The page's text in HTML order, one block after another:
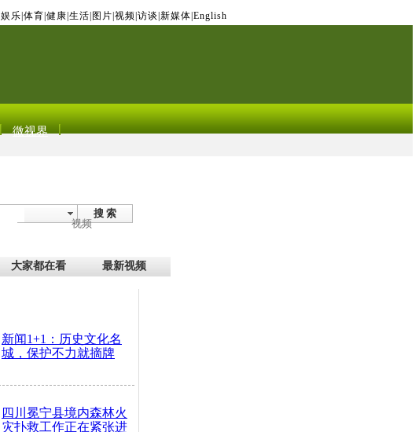
娱乐 体育 健康 生活 图片 视频 访谈 新媒体 English
微视界
搜 索
视频
大家都在看 最新视频
新闻1+1：历史文化名
城，保护不力就摘牌
四川冕宁县境内森林火
灾扑救工作正在紧张进